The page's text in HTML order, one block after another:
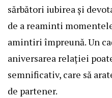
sărbători iubirea și
de a reaminti
amintiri împreună. Un
aniversarea relației
semnificativ, care să
de partener.